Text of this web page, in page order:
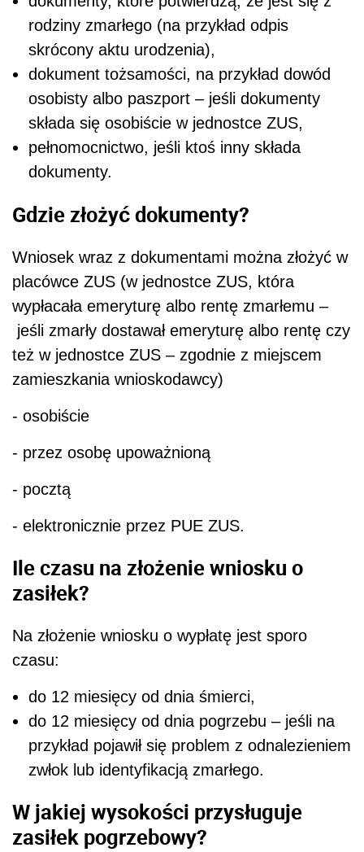
rodziny zmarłego (na przykład odpis
skrócony aktu urodzenia),
dokument tożsamości, na przykład dowód
osobisty albo paszport – jeśli dokumenty
składa się osobiście w jednostce ZUS,
pełnomocnictwo, jeśli ktoś inny składa
dokumenty.
Gdzie złożyć dokumenty?
Wniosek wraz z dokumentami można złożyć w
placówce ZUS (w jednostce ZUS, która
wypłacała emeryturę albo rentę zmarłemu –
jeśli zmarły dostawał emeryturę albo rentę czy
też w jednostce ZUS – zgodnie z miejscem
zamieszkania wnioskodawcy)
- osobiście
- przez osobę upoważnioną
- pocztą
- elektronicznie przez PUE ZUS.
Ile czasu na złożenie wniosku o
zasiłek?
Na złożenie wniosku o wypłatę jest sporo
czasu:
do 12 miesięcy od dnia śmierci,
do 12 miesięcy od dnia pogrzebu – jeśli na
przykład pojawił się problem z odnalezieniem
zwłok lub identyfikacją zmarłego.
W jakiej wysokości przysługuje
zasiłek pogrzebowy?